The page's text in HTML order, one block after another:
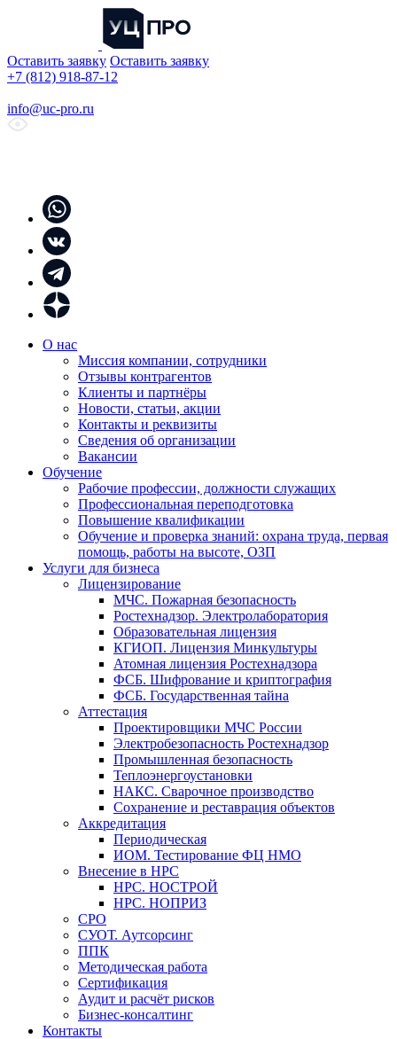
Оставить заявку Оставить заявку
+7 (812) 918-87-12
info@uc-pro.ru
О нас
Миссия компании, сотрудники
Отзывы контрагентов
Клиенты и партнёры
Новости, статьи, акции
Контакты и реквизиты
Сведения об организации
Вакансии
Обучение
Рабочие профессии, должности служащих
Профессиональная переподготовка
Повышение квалификации
Обучение и проверка знаний: охрана труда, первая
помощь, работы на высоте, ОЗП
Услуги для бизнеса
Лицензирование
МЧС. Пожарная безопасность
Ростехнадзор. Электролаборатория
Образовательная лицензия
КГИОП. Лицензия Минкультуры
Атомная лицензия Ростехнадзора
ФСБ. Шифрование и криптография
ФСБ. Государственная тайна
Аттестация
Проектировщики МЧС России
Электробезопасность Ростехнадзор
Промышленная безопасность
Теплоэнергоустановки
НАКС. Сварочное производство
Сохранение и реставрация объектов
Аккредитация
Периодическая
ИОМ. Тестирование ФЦ НМО
Внесение в НРС
НРС. НОСТРОЙ
НРС. НОПРИЗ
СРО
СУОТ. Аутсорсинг
ППК
Методическая работа
Сертификация
Аудит и расчёт рисков
Бизнес-консалтинг
Контакты